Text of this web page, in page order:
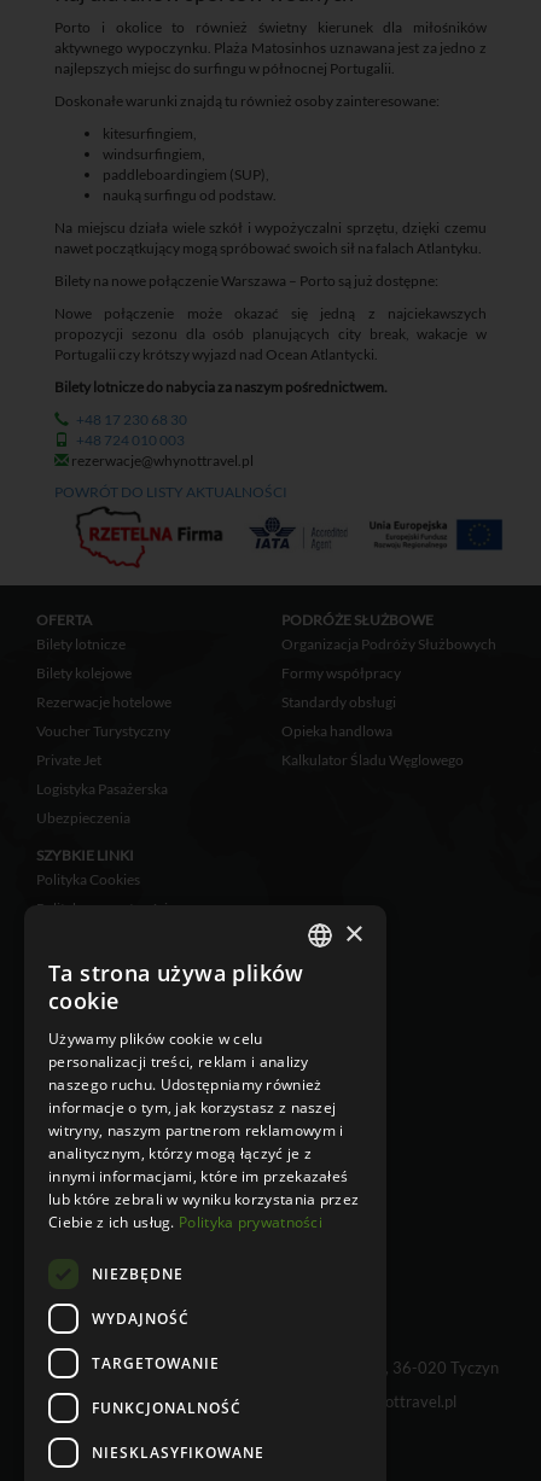
Porto i okolice to również świetny kierunek dla miłośników
aktywnego wypoczynku. Plaża Matosinhos uznawana jest za jedno z
najlepszych miejsc do surfingu w północnej Portugalii.
Doskonałe warunki znajdą tu również osoby zainteresowane:
kitesurfingiem,
windsurfingiem,
paddleboardingiem (SUP),
nauką surfingu od podstaw.
Na miejscu działa wiele szkół i wypożyczalni sprzętu, dzięki czemu
nawet początkujący mogą spróbować swoich sił na falach Atlantyku.
Bilety na nowe połączenie Warszawa – Porto są już dostępne:
Nowe połączenie może okazać się jedną z najciekawszych
propozycji sezonu dla osób planujących city break, wakacje w
Portugalii czy krótszy wyjazd nad Ocean Atlantycki.
Bilety lotnicze do nabycia za naszym pośrednictwem.
+48 17 230 68 30
+48 724 010 003
rezerwacje@whynottravel.pl
POWRÓT DO LISTY AKTUALNOŚCI
WHY NOT TRAVEL sp. z o.o., Kielnarowa 108 A, 36-020 Tyczyn
tel. +48 17 230 68 01 e-mail:
info@whynottravel.pl
OFERTA
Bilety lotnicze
Bilety kolejowe
Rezerwacje hotelowe
Voucher Turystyczny
Private Jet
Logistyka Pasażerska
Ubezpieczenia
PODRÓŻE SŁUŻBOWE
Organizacja Podróży Służbowych
Formy współpracy
Standardy obsługi
Opieka handlowa
Kalkulator Śladu Węglowego
SZYBKIE LINKI
Polityka Cookies
Polityka prywatności
Klauzula informacyjna
RODO
Klauzula Informacyjna w
przypadku zbierania danych
osobowych niebezpośrednio od
osoby, której dane dotyczą
Klauzula Informacyjna w
przypadku zbierania danych
osobowych bezpośrednio od osoby,
której dane dotyczą
×
Ta strona używa plików
cookie
Używamy plików cookie w celu
personalizacji treści, reklam i analizy
naszego ruchu. Udostępniamy również
informacje o tym, jak korzystasz z naszej
witryny, naszym partnerom reklamowym i
analitycznym, którzy mogą łączyć je z
innymi informacjami, które im przekazałeś
lub które zebrali w wyniku korzystania przez
Ciebie z ich usług. Polityka prywatności
NIEZBĘDNE
WYDAJNOŚĆ
TARGETOWANIE
FUNKCJONALNOŚĆ
NIESKLASYFIKOWANE